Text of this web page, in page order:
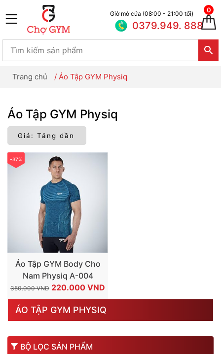
Giờ mở cửa (08:00 - 21:00 tối)
0379.949. 888
0
Trang chủ / Áo Tập GYM Physiq
ÁO TẬP GYM PHYSIQ
BỘ LỌC SẢN PHẨM
Áo Tập GYM Physiq
-37%
Áo Tập GYM Body Cho
Nam Physiq A-004
350.000VND GIÁ
GỐC
LÀ:
350.000 VND.
220.000 VND
HIỆN
TẠI
LÀ:
220.000 VND.